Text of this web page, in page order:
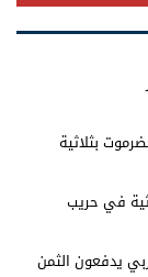
بثلاثية
في حريب
يدفعون الثمن